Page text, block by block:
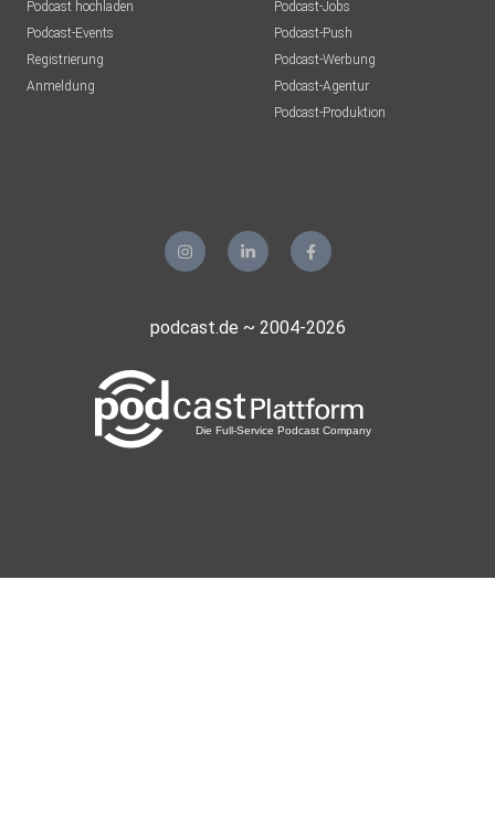
Podcast hochladen
Podcast-Events
Registrierung
Anmeldung
Podcast-Jobs
Podcast-Push
Podcast-Werbung
Podcast-Agentur
Podcast-Produktion
podcast.de ~ 2004-2026